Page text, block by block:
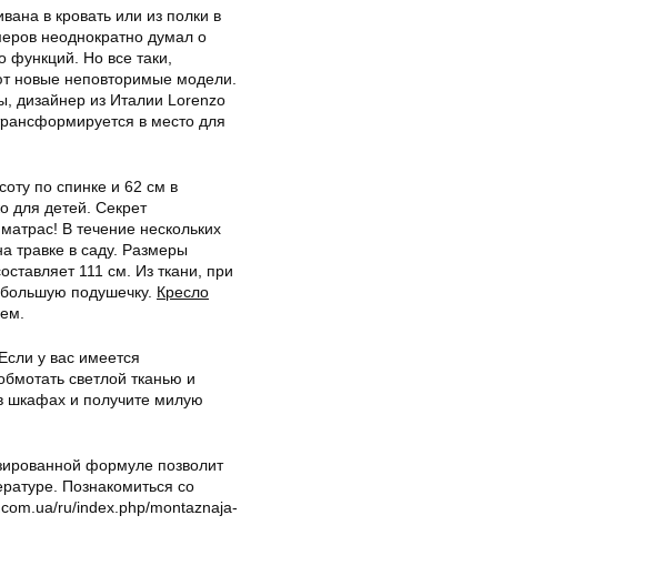
в кровать или из полки в
неоднократно думал о
функций. Но все таки,
новые неповторимые модели.
дизайнер из Италии Lorenzo
в место для
по спинке и 62 см в
для детей. Секрет
В течение нескольких
травке в саду. Размеры
111 см. Из ткани, при
подушечку. Кресло
у вас имеется
светлой тканью и
шкафах и получите милую
формуле позволит
Познакомиться со
ru/index.php/montaznaja-